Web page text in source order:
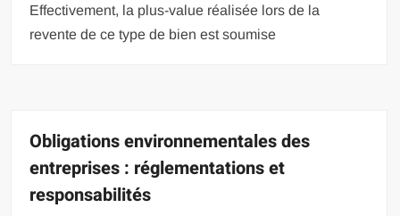
Effectivement, la plus-value réalisée lors de la
revente de ce type de bien est soumise
Obligations environnementales des
entreprises : réglementations et
responsabilités